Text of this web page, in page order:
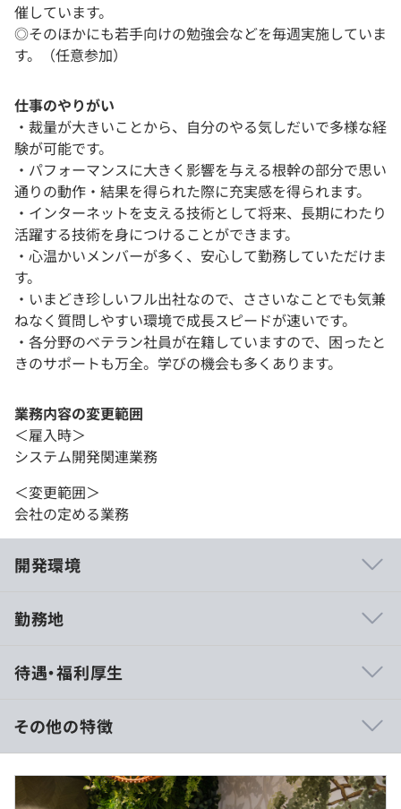
催しています。
◎そのほかにも若手向けの勉強会などを毎週実施していま
す。（任意参加）
仕事のやりがい
・裁量が大きいことから、自分のやる気しだいで多様な経
験が可能です。
・パフォーマンスに大きく影響を与える根幹の部分で思い
通りの動作・結果を得られた際に充実感を得られます。
・インターネットを支える技術として将来、長期にわたり
活躍する技術を身につけることができます。
・心温かいメンバーが多く、安心して勤務していただけま
す。
・いまどき珍しいフル出社なので、ささいなことでも気兼
ねなく質問しやすい環境で成長スピードが速いです。
・各分野のベテラン社員が在籍していますので、困ったと
きのサポートも万全。学びの機会も多くあります。
業務内容の変更範囲
＜雇入時＞
システム開発関連業務
＜変更範囲＞
会社の定める業務
開発環境
開発の設計～運用保守までさまざまなフェーズの業務を経
仲間と仕事を楽しむことや個人の個性を尊重し合うこと、
風通しのよい環境づくりを大切にしています。
勤務地
待遇・福利厚生
（※想定年収は年収提示額を保証するものではありません）
その他の特徴